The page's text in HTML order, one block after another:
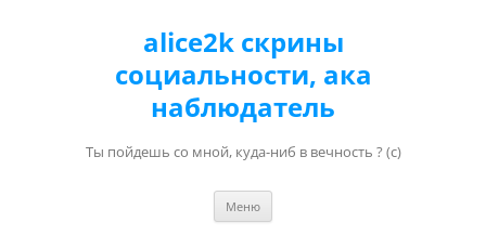
alice2k скрины
социальности, ака
наблюдатель
Ты пойдешь со мной, куда-ниб в вечность ? (с)
Меню